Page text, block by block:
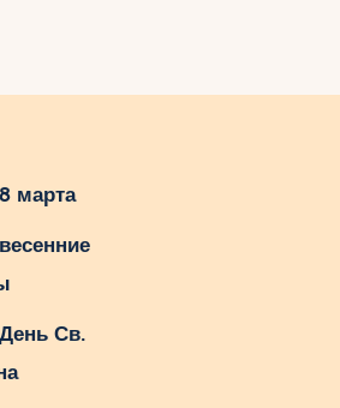
марта
Св.